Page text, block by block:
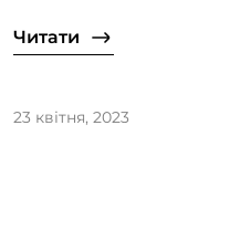
Читати
23 квітня, 2023